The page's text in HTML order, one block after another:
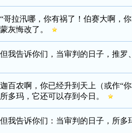
“哥拉汛哪，你有祸了！伯赛大啊，
蒙灰悔改了。
但我告诉你们，当审判的日子，推
迦百农啊，你已经升到天上（或作“
所多玛，它还可以存到今日。
但我告诉你们：当审判的日子，所